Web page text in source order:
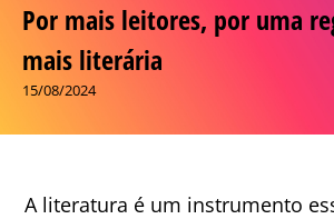
Por mais leitores, por uma
mais literária
15/08/2024
A literatura é um instrumento